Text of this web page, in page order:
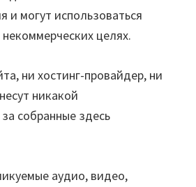
и могут использоваться
целях.
ни хостинг-провайдер, ни
никакой
собранные здесь
аудио, видео,